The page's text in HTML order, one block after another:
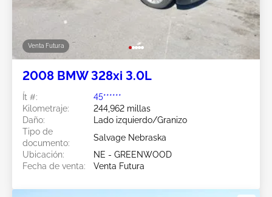
Venta Futura
2008 BMW 328xi 3.0L
Ít #:
45******
Kilometraje:
244,962 millas
Daño:
Lado izquierdo/Granizo
Tipo de
documento:
Salvage Nebraska
Ubicación:
NE - GREENWOOD
Fecha de venta:
Venta Futura